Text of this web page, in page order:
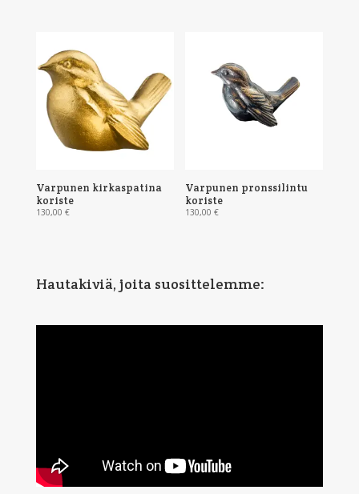
Varpunen kirkaspatina
koriste
130,00 €
Varpunen pronssilintu
koriste
130,00€
Hautakiviä, joita suosittelemme: